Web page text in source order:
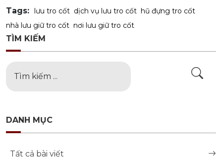
Tags: lưu tro cốt dịch vụ lưu tro cốt hũ đựng tro cốt
nhà lưu giữ tro cốt nơi lưu giữ tro cốt
TÌM KIẾM
DANH MỤC
Tất cả bài viết